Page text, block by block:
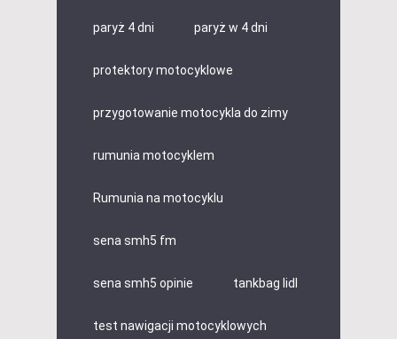
paryż 4 dni paryż w 4 dni
protektory motocyklowe
przygotowanie motocykla do zimy
rumunia motocyklem
Rumunia na motocyklu
sena smh5 fm
sena smh5 opinie tankbag lidl
test nawigacji motocyklowych